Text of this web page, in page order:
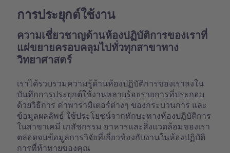
การประยุกต์ใช้งาน
ความเชี่ยวชาญด้านห้องปฏิบัติการของเราที่
แผ่ขยายครอบคลุมไปทั่วทุกสาขาทาง
วิทยาศาสตร์
เราได้รวบรวมความรู้ด้านห้องปฏิบัติการของเราลงใน
บันทึกการประยุกต์ใช้งานหลายร้อยรายการที่ประกอบ
ด้วยวิธีการ ค่าพารามิเตอร์ต่างๆ ของกระบวนการ และ
ข้อมูลผลลัพธ์ ใช้ประโยชน์จากทักษะทางห้องปฏิบัติการ
ในสาขาเคมี เภสัชกรรม อาหารและสิ่งแวดล้อมของเรา
ตลอดจนข้อมูลการวิจัยที่เกี่ยวข้องกับงานในห้องปฏิบัติ
การที่ท้าทายของคุณ